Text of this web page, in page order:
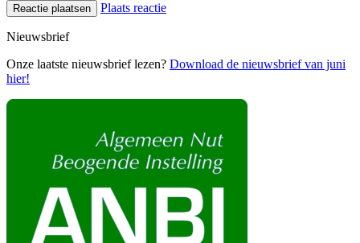
Plaats reactie
Nieuwsbrief
Onze laatste nieuwsbrief lezen? Download de nieuwsbrief van juni
hier!